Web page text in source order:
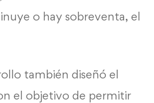
o hay sobreventa, el
también diseñó el
el objetivo de permitir